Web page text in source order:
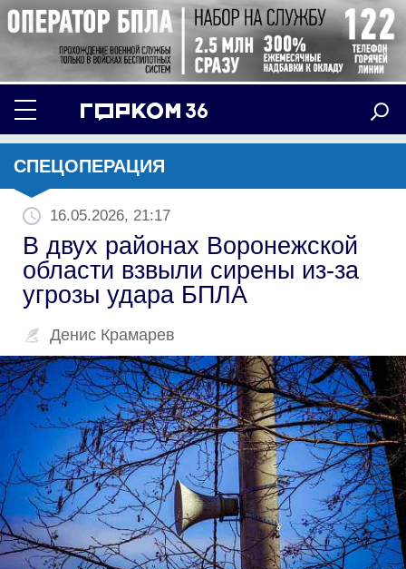
СПЕЦОПЕРАЦИЯ
16.05.2026, 21:17
В двух районах Воронежской
области взвыли сирены из-за
угрозы удара БПЛА
Денис Крамарев